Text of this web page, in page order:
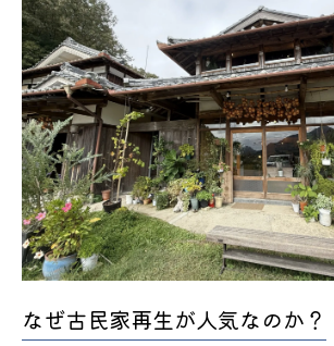
なぜ古民家再生が人気なのか？